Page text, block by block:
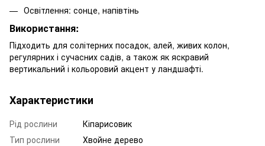
Освітлення: сонце, напівтінь
Використання:
Підходить для солітерних посадок, алей, живих колон,
регулярних і сучасних садів, а також як яскравий
вертикальний і кольоровий акцент у ландшафті.
Характеристики
Рід рослини
Кіпарисовик
Тип рослини
Хвойне дерево